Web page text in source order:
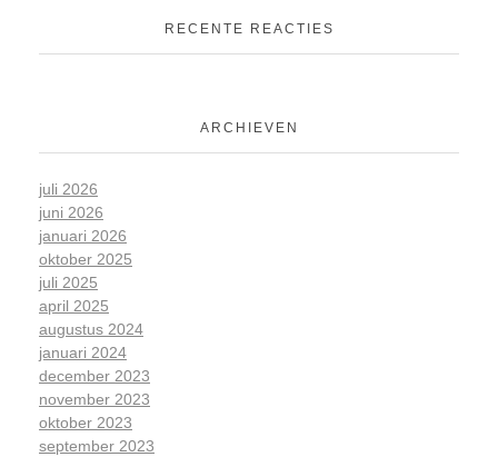
RECENTE REACTIES
ARCHIEVEN
juli 2026
juni 2026
januari 2026
oktober 2025
juli 2025
april 2025
augustus 2024
januari 2024
december 2023
november 2023
oktober 2023
september 2023